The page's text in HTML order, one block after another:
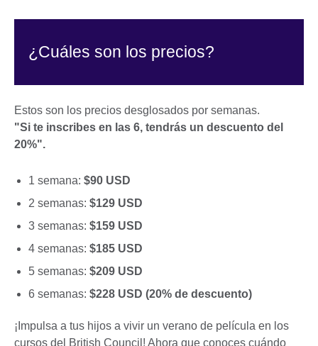
¿Cuáles son los precios?
Estos son los precios desglosados por semanas.
"Si te inscribes en las 6, tendrás un descuento del
20%".
1 semana: $90 USD
2 semanas: $129 USD
3 semanas: $159 USD
4 semanas: $185 USD
5 semanas: $209 USD
6 semanas: $228 USD (20% de descuento)
¡Impulsa a tus hijos a vivir un verano de película en los
cursos del British Council! Ahora que conoces cuándo